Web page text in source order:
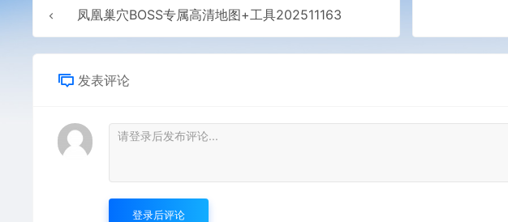
凤凰巢穴BOSS专属高清地图+工具202511163
发表评论
登录后评论